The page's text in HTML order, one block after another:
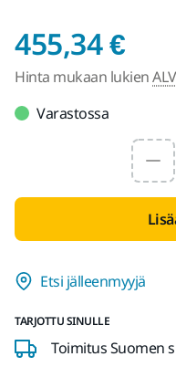
455,34 €
Hinta mukaan lukienALV
Varastossa
Select
Etsi jälleenmyyjä
TARJOTTU SINULLE
Toimitus Suomen